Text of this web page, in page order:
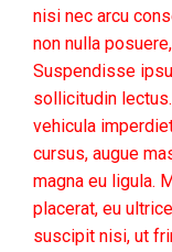
nisi nec arcu
non nulla
Suspendisse
sollicitudin
vehicula
cursus, augue
magna eu ligula.
placerat, eu
suscipit nisi, ut